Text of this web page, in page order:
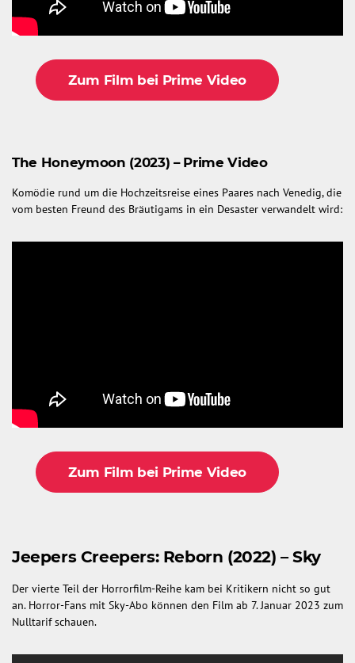
Zum Film bei Prime Video
The Honeymoon (2023) – Prime Video
Komödie rund um die Hochzeitsreise eines Paares nach Venedig, die
vom besten Freund des Bräutigams in ein Desaster verwandelt wird:
Zum Film bei Prime Video
Jeepers Creepers: Reborn (2022) – Sky
Der vierte Teil der Horrorfilm-Reihe kam bei Kritikern nicht so gut
an. Horror-Fans mit Sky-Abo können den Film ab 7. Januar 2023 zum
Nulltarif schauen.